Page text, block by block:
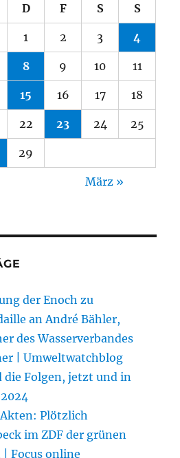
D F S S
1 2 3 4
8 9 10 11
15 16 17 18
22 23 24 25
29
März »
der Enoch zu
an André Bähler,
des Wasserverbandes
| Umweltwatchblog
Folgen, jetzt und in
Plötzlich
im ZDF der grünen
Focus online